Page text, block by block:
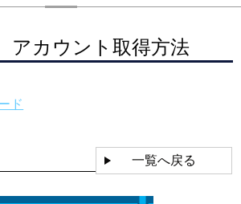
カウント取得方法
ド
一覧へ戻る